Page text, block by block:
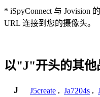
* iSpyConnect 与
URL 连接到您的摄像头。
以"J"开头的其他
J J5create , Ja7204s ,